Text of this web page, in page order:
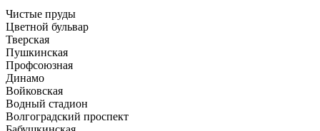
Чистые пруды
Цветной бульвар
Тверская
Пушкинская
Профсоюзная
Динамо
Войковская
Водный стадион
Волгоградский проспект